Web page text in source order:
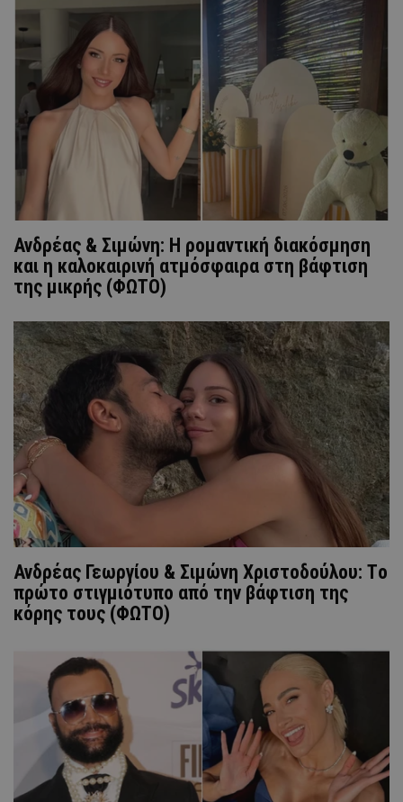
Ανδρέας & Σιμώνη: Η ρομαντική διακόσμηση
και η καλοκαιρινή ατμόσφαιρα στη βάφτιση
της μικρής (ΦΩΤΟ)
Ανδρέας Γεωργίου & Σιμώνη Χριστοδούλου: Tο
πρώτο στιγμιότυπο από την βάφτιση της
κόρης τους (ΦΩΤΟ)